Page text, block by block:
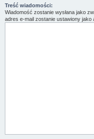
Treść wiadomości:
Wiadomość zostanie wysłana jako
adres e-mail zostanie ustawiony jako